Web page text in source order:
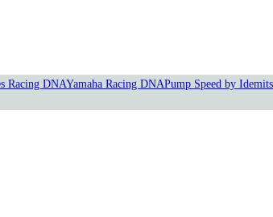
Racing DNAYamaha Racing DNAPump Speed by